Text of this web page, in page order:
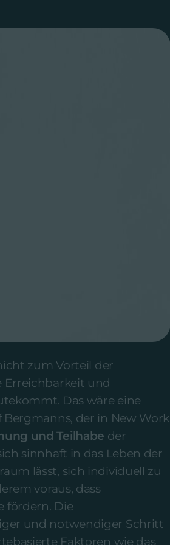
zum Vorteil der
und
Das wäre eine
der in New Work
und Teilhabe der
sinnhaft in das Leben der
lässt, sich individuell zu
voraus, dass
fördern. Die
und notwendiger Schritt
Faktoren wie das